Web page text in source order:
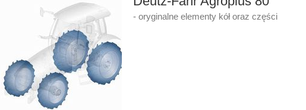
- oryginalne elementy kół oraz części